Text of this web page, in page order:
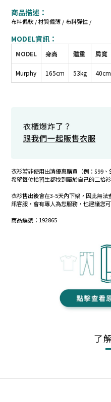
商品描述：
布料偏軟 / 材質偏薄 / 布料彈性 /
MODEL資訊：
MODEL 身高 體重 肩寬
Murphy 165cm 53kg 40cm
衣衫若非使用出清優惠購買（例：$99、
希望每位拾習生都找到屬於自己的二拾衫
衣衫售出後會在3-5天內下架，因此無
訊客服，會有專人為您服務，也建議您
商品編號：192865
了